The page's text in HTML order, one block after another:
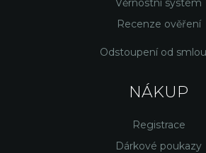
Věrnostní systém
Recenze ověření
Odstoupení od
NÁKUP
Registrace
Dárkové poukazy